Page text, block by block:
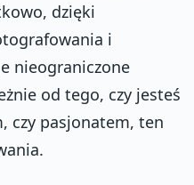
dzięki
i
nieograniczone
od tego, czy jesteś
czy pasjonatem, ten